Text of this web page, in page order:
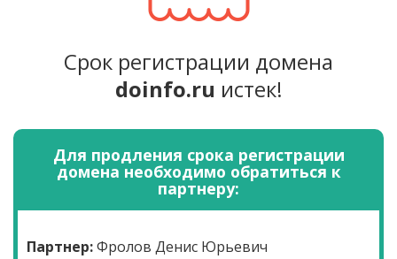
Срок регистрации домена
doinfo.ru истек!
Для продления срока регистрации
домена необходимо обратиться к
партнеру:
Партнер:Фролов Денис Юрьевич